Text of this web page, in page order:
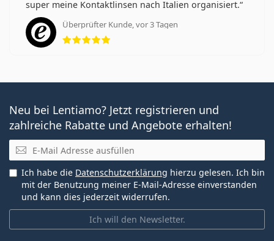
super meine Kontaktlinsen nach Italien organisiert.
Überprüfter Kunde, vor 3 Tagen
Bewertung 5 aus 5
Neu bei Lentiamo? Jetzt registrieren und
zahlreiche Rabatte und Angebote erhalten!
E-Mail
Ich will den Newsletter.
Ich habe die Datenschutzerklärung hierzu gelesen. Ich bin
mit der Benutzung meiner E-Mail-Adresse einverstanden
und kann dies jederzeit widerrufen.